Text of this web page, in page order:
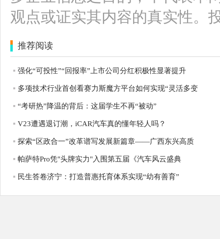
观点或证实其内容的真实性。
推荐阅读
强化“可投性”“回报率”上市公司分红积极性显著提升
多项技术行业首创看赛力斯魔方平台如何实现“灵活多变
“考研热”降温的背后：这届学生不再“被动”
V23遭遇退订潮，iCAR汽车真的懂年轻人吗？
探索“区政合一”改革谱写发展新篇章——广西东兴高质
帕萨特Pro凭"头牌实力"入围第五届《汽车风云盛典
民生答卷济宁：打造普惠托育体系实现“幼有善育”